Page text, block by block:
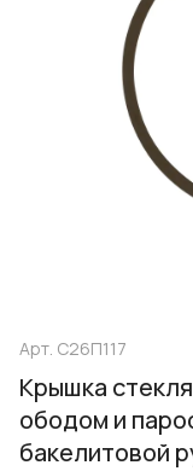
Арт. С26П117
Крышка
ободом и
бакелитовой